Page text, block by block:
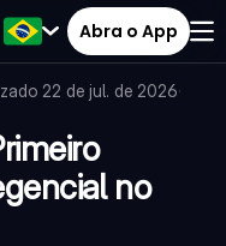
Abra o App
22 de jul. de 2026·
no